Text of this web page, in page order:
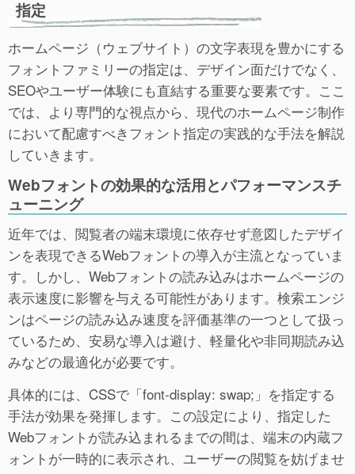
指定
ホームページ（ウェブサイト）の文字表現を豊かにする
フォントファミリーの指定は、デザイン面だけでなく、
SEOやユーザー体験にも直結する重要な要素です。ここ
では、より専門的な視点から、現代のホームページ制作
において配慮すべきフォント指定の実践的な手法を解説
していきます。
Webフォントの効果的な活用とパフォーマンスチ
ューニング
近年では、閲覧者の端末環境に依存せず意図したデザイ
ンを表現できるWebフォントの導入が主流となっていま
す。しかし、Webフォントの読み込みはホームページの
表示速度に影響を与える可能性があります。検索エンジ
ンはページの読み込み速度を評価基準の一つとして扱っ
ているため、安易な導入は避け、軽量化や非同期読み込
みなどの最適化が必要です。
具体的には、CSSで「font-display: swap;」を指定する
手法が効果を発揮します。この設定により、指定した
Webフォントが読み込まれるまでの間は、端末の内蔵フ
ォントが一時的に表示され、ユーザーの閲覧を妨げませ